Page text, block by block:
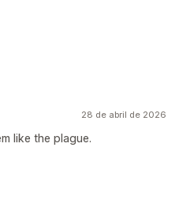
28 de abril de 2026
like the plague.